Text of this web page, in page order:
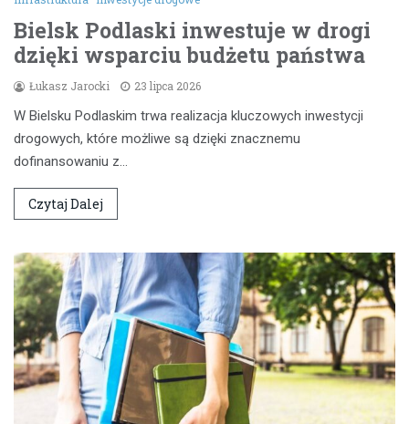
Bielsk Podlaski inwestuje w drogi
dzięki wsparciu budżetu państwa
Łukasz Jarocki 23 lipca 2026
W Bielsku Podlaskim trwa realizacja kluczowych inwestycji
drogowych, które możliwe są dzięki znacznemu
dofinansowaniu z…
Czytaj Dalej